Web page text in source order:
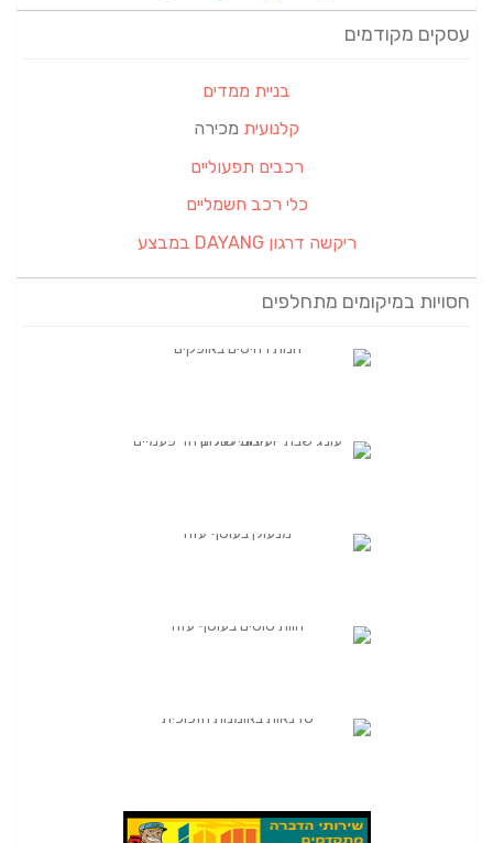
עסקים מקודמים
בניית ממדים
קלנועית מכירה
רכבים תפעוליים
כלי רכב חשמליים
ריקשה דרגון DAYANG במבצע
חסויות במיקומים מתחלפים